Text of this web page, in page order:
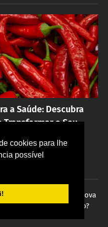
cookies para lhe
possível
a Saúde: Descubra
Transformar o Seu
agosto 05, 2026
É verdade que uma nova
imediata do dinheiro?